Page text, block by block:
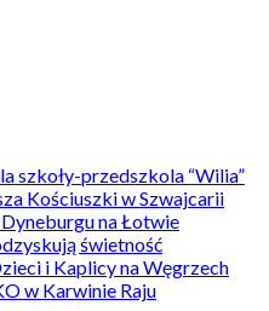
szkoły-przedszkola “Wilia”
Kościuszki w Szwajcarii
na Łotwie
świetność
i Kaplicy na Węgrzech
w Karwinie Raju